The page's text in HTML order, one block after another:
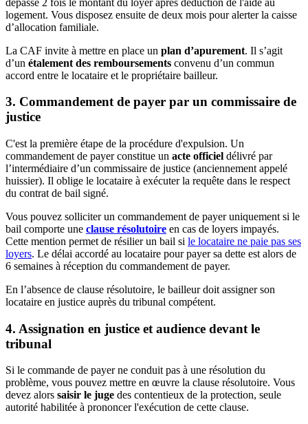
logement. Vous disposez ensuite de deux mois pour alerter la caisse
d’allocation familiale.
La CAF invite à mettre en place un plan d’apurement. Il s’agit
d’un étalement des remboursements convenu d’un commun
accord entre le locataire et le propriétaire bailleur.
3. Commandement de payer par un commissaire de
justice
C'est la première étape de la procédure d'expulsion. Un
commandement de payer constitue un acte officiel délivré par
l’intermédiaire d’un commissaire de justice (anciennement appelé
huissier). Il oblige le locataire à exécuter la requête dans le respect
du contrat de bail signé.
Vous pouvez solliciter un commandement de payer uniquement si le
bail comporte une clause résolutoire en cas de loyers impayés.
Cette mention permet de résilier un bail si le locataire ne paie pas ses
loyers. Le délai accordé au locataire pour payer sa dette est alors de
6 semaines à réception du commandement de payer.
En l’absence de clause résolutoire, le bailleur doit assigner son
locataire en justice auprès du tribunal compétent.
4. Assignation en justice et audience devant le
tribunal
Si le commande de payer ne conduit pas à une résolution du
problème, vous pouvez mettre en œuvre la clause résolutoire. Vous
devez alors saisir le juge des contentieux de la protection, seule
autorité habilitée à prononcer l'exécution de cette clause.